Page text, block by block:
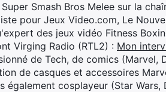
Smash Bros Melee sur la
pour Jeux Video.com, Le
des jeux vidéo Fitness
Virging Radio (RTL2) : Mon
de Tech, de comics (Marvel,
de casques et accessoires
également cosplayeur (Star Wars,